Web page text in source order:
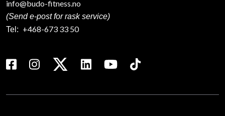
info@budo-fitness.no
(Send e-post for rask service)
Tel: +468-673 33 50